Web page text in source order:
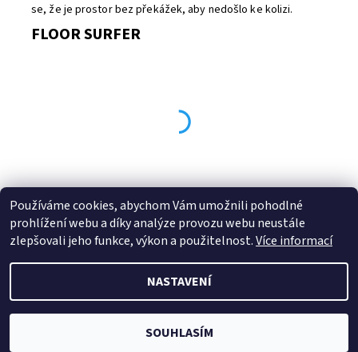
se, že je prostor bez překážek, aby nedošlo ke kolizi.
FLOOR SURFER
Buďte první, kdo napíše příspěvek k této položce.
Přidat komentář
2026 © B.B. SPORT s.r.o., všechna práva vyhrazena
Vytvořil Shoptet
Používáme cookies, abychom Vám umožnili pohodlné
prohlížení webu a díky analýze provozu webu neustále
zlepšovali jeho funkce, výkon a použitelnost.Více informací
NASTAVENÍ
SOUHLASÍM